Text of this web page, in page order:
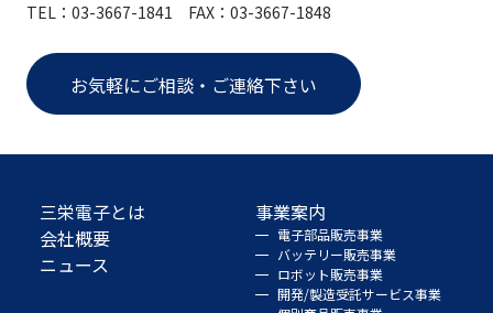
TEL：03-3667-1841 FAX：03-3667-1848
お気軽にご相談・ご連絡下さい
三栄電子とは
会社概要
ニュース
事業案内
電子部品販売事業
バッテリー販売事業
ロボット販売事業
開発/製造受託サービス事業